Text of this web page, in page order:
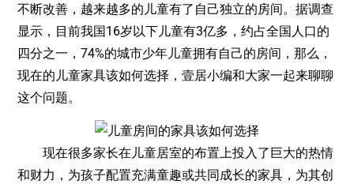
不断改善，越来越多的儿童有了自己独立的房间。据调查
显示，目前我国16岁以下儿童有3亿多，约占全国人口的
四分之一，74%的城市少年儿童拥有自己的房间，那么，
现在的儿童家具该如何选择，壹居小编和大家一起来聊聊
这个问题。
现在很多家长在儿童居室的布置上投入了巨大的热情
和财力，为孩子配置充满童趣或共同成长的家具，为其创